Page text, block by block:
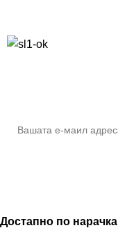
Достапно по нарачка